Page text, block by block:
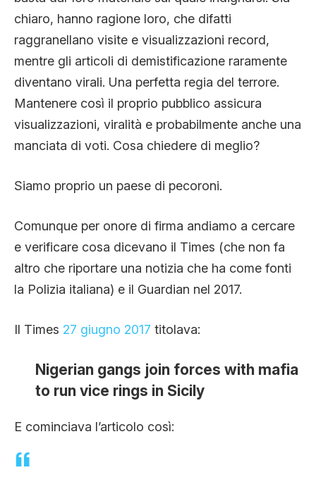
chiaro, hanno ragione loro, che difatti
raggranellano visite e visualizzazioni record,
mentre gli articoli di demistificazione raramente
diventano virali. Una perfetta regia del terrore.
Mantenere così il proprio pubblico assicura
visualizzazioni, viralità e probabilmente anche una
manciata di voti. Cosa chiedere di meglio?
Siamo proprio un paese di pecoroni.
Comunque per onore di firma andiamo a cercare
e verificare cosa dicevano il Times (che non fa
altro che riportare una notizia che ha come fonti
la Polizia italiana) e il Guardian nel 2017.
Il Times 27 giugno 2017 titolava:
Nigerian gangs join forces with mafia
to run vice rings in Sicily
E cominciava l’articolo così: